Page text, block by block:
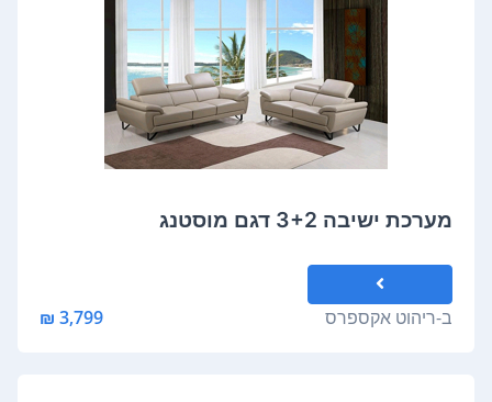
מערכת ישיבה 3+2 דגם מוסטנג
ב-ריהוט אקספרס 3,799 ₪